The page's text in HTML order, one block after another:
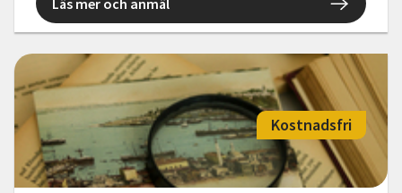
Kostnadsfri